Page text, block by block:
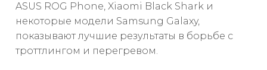
ASUS ROG Phone, Xiaomi Black Shark и
некоторые модели Samsung Galaxy,
показывают лучшие результаты в борьбе с
троттлингом и перегревом.